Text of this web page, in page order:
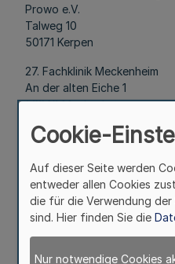
Prowo e.V.
Talweg 10
50171 Kerpen
27. Fachklinik Meckenheim
An der alten Eiche 1
53340 Meckenheim
28. Sozialtherapeutische
im evangelischen
Georgstr. 30
45468 Mülheim a.d.R.
51491 Overath
Cookie-
Auf dieser Seite werden
entweder allen Cookies
die für die Verwendung
sind. Hier finden Sie die
Nur notwendige Cookies